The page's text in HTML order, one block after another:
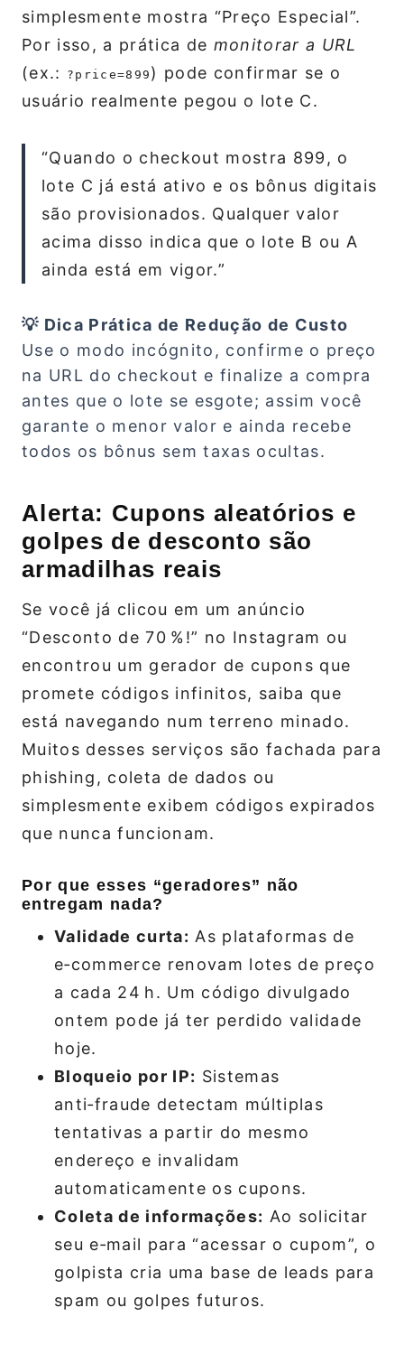
simplesmente mostra “Preço Especial”.
Por isso, a prática de monitorar a URL
(ex.:
?price=899 ) pode confirmar se o
usuário realmente pegou o lote C.
“Quando o checkout mostra 899, o
lote C já está ativo e os bônus digitais
são provisionados. Qualquer valor
acima disso indica que o lote B ou A
ainda está em vigor.”
💡 Dica Prática de Redução de Custo
Use o modo incógnito, confirme o preço
na URL do checkout e finalize a compra
antes que o lote se esgote; assim você
garante o menor valor e ainda recebe
todos os bônus sem taxas ocultas.
Alerta: Cupons aleatórios e
golpes de desconto são
armadilhas reais
Se você já clicou em um anúncio
“Desconto de 70 %!” no Instagram ou
encontrou um gerador de cupons que
promete códigos infinitos, saiba que
está navegando num terreno minado.
Muitos desses serviços são fachada para
phishing, coleta de dados ou
simplesmente exibem códigos expirados
que nunca funcionam.
Por que esses “geradores” não
entregam nada?
Validade curta: As plataformas de
e‑commerce renovam lotes de preço
a cada 24 h. Um código divulgado
ontem pode já ter perdido validade
hoje.
Bloqueio por IP: Sistemas
anti‑fraude detectam múltiplas
tentativas a partir do mesmo
endereço e invalidam
automaticamente os cupons.
Coleta de informações: Ao solicitar
seu e‑mail para “acessar o cupom”, o
golpista cria uma base de leads para
spam ou golpes futuros.